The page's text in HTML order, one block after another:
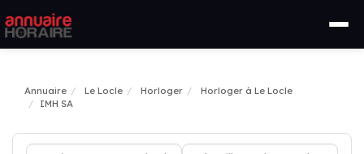
Annuaire Le Locle Horloger
Horloger à Le Locle
IMH SA